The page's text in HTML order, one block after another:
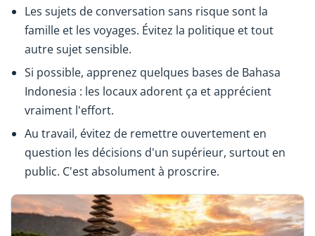
Les sujets de conversation sans risque sont la
famille et les voyages. Évitez la politique et tout
autre sujet sensible.
Si possible, apprenez quelques bases de Bahasa
Indonesia : les locaux adorent ça et apprécient
vraiment l'effort.
Au travail, évitez de remettre ouvertement en
question les décisions d'un supérieur, surtout en
public. C'est absolument à proscrire.